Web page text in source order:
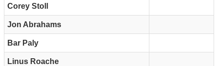
Corey Stoll
Jon Abrahams
Bar Paly
Linus Roache